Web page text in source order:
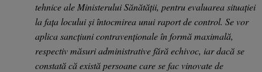
tehnice ale Ministerului Sănătății, pentru evaluarea situației
la fața locului și întocmirea unui raport de control. Se vor
aplica sancțiuni contravenționale în formă maximală,
respectiv măsuri administrative fără echivoc, iar dacă se
constată că există persoane care se fac vinovate de